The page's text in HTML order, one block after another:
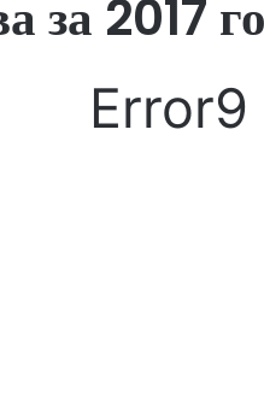
за 2017
Error9